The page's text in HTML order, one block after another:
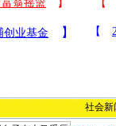
社会新